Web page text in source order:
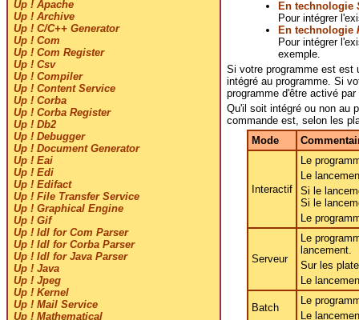
Up ! Apache
Up ! Archive
Up ! C/C++ Generator
Up ! Com
Up ! Com Register
Up ! Csv
Up ! Compiler
Up ! Content Service
Up ! Corba
Up ! Corba Register
Up ! Db2
Up ! Debugger
Up ! Document Generator
Up ! Eai
Up ! Edi
Up ! Edifact
Up ! File Transfer Service
Up ! Graphical Engine
Up ! Gif
Up ! Idl for Com Parser
Up ! Idl for Corba Parser
Up ! Idl for Java Parser
Up ! Java
Up ! Jpeg
Up ! Kernel
Up ! Mail Service
Up ! Mathematical
En technologie
Pour intégrer
En technologie
Pour intégrer
exemple.
Si votre programme est
intégré au programme. Si
programme d'être activé
Qu'il soit intégré ou non au
commande est, selon les
Mode
Interactif
Le
Le
Si le
Si le
Le
Serveur
Le
lancement.
Sur les
Le
Batch
Le
Le